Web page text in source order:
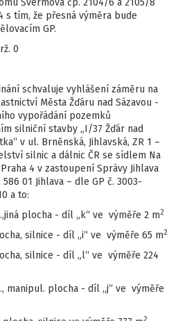
Švermova čp. 2104/6 a 2105/8
s tím, že přesná výměra bude
GP.
0
schvaluje vyhlášení záměru na
Města Žďáru nad Sázavou -
vypořádání pozemků
silniční stavby „I/37 Žďár nad
v ul. Brněnská, Jihlavská, ZR 1 –
silnic a dálnic ČR se sídlem Na
4 v zastoupení Správy Jihlava
01 Jihlava – dle GP č. 3003-
a to:
plocha - díl „k“ ve výměře 2 m2
silnice - díl „i“ ve výměře 65 m2
silnice - díl „l“ ve výměře 224
manipul. plocha - díl „j“ ve výměře
2